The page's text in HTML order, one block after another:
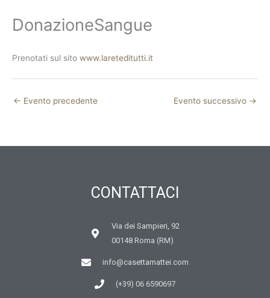
DonazioneSangue
Prenotati sul sito www.lareteditutti.it
← Evento precedente Evento successivo →
CONTATTACI
Via dei Sampieri, 92
00148 Roma (RM)
info@casettamattei.com
(+39) 06 6590697